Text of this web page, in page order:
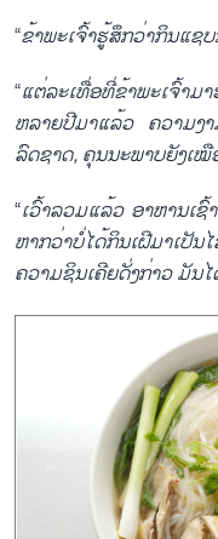
“ຂ້າພະເຈົ້າຮູ້ສຶກວ່າກິນແຊ
“ແຕ່ລະເທື່ອທີ່ຂ້າພະເຈົ້າ
ຫລາຍປີມາແລ້ວ ຄວາມງ
ລົດຊາດ, ຄຸນນະພາບຍັງເໝື
“ເວົ້າລວມແລ້ວ ອາຫານເ
ຫາກວ່າບໍ່ໄດ້ກິນເຝີມາເ
ຄວາມຊິນເຄີຍດັ່ງກ່າວ ມັນ